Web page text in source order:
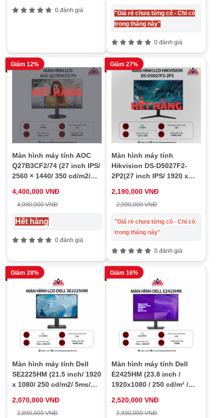
0 đánh giá
"Giá rẻ chưa từng có - Chỉ có
trong tháng này"
0 đánh giá
Giảm 12%
Màn hình máy tính AOC
Q27B3CF2/74 (27 inch IPS/
2560 × 1440/ 350 cd/m2/
tháng
4,400,000 VNĐ
4,990,000 VNĐ
Hết hàng
0 đánh giá
Giảm 27%
Màn hình máy tính
Hikvision DS-D5027F2-
2P2(27 inch IPS/ 1920 x
60Hz), bảo hành 24 tháng
2,190,000 VNĐ
2,990,000 VNĐ
"Giá rẻ chưa từng có - Chỉ có
trong tháng này"
0 đánh giá
Giảm 28%
Màn hình máy tính Dell
SE2225HM (21.5 inch/ 1920
x 1080/ 250 cd/m2/ 5ms/
YEAR
2,070,000 VNĐ
2,890,000 VNĐ
Giảm 16%
Màn hình máy tính Dell
E2425HM (23.8 inch /
1920x1080 / 250 cd/m² /
2,520,000 VNĐ
2,990,000 VNĐ